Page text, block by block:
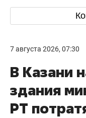
7 августа 2026, 07:30
В Казани
здания
РТ